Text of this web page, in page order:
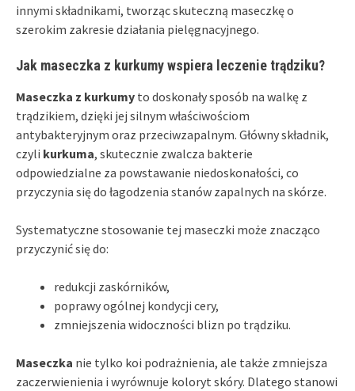
innymi składnikami, tworząc skuteczną maseczkę o
szerokim zakresie działania pielęgnacyjnego.
Jak maseczka z kurkumy wspiera leczenie trądziku?
Maseczka z kurkumy to doskonały sposób na walkę z
trądzikiem, dzięki jej silnym właściwościom
antybakteryjnym oraz przeciwzapalnym. Główny składnik,
czyli kurkuma, skutecznie zwalcza bakterie
odpowiedzialne za powstawanie niedoskonałości, co
przyczynia się do łagodzenia stanów zapalnych na skórze.
Systematyczne stosowanie tej maseczki może znacząco
przyczynić się do:
redukcji zaskórników,
poprawy ogólnej kondycji cery,
zmniejszenia widoczności blizn po trądziku.
Maseczka nie tylko koi podrażnienia, ale także zmniejsza
zaczerwienienia i wyrównuje koloryt skóry. Dlatego stanowi